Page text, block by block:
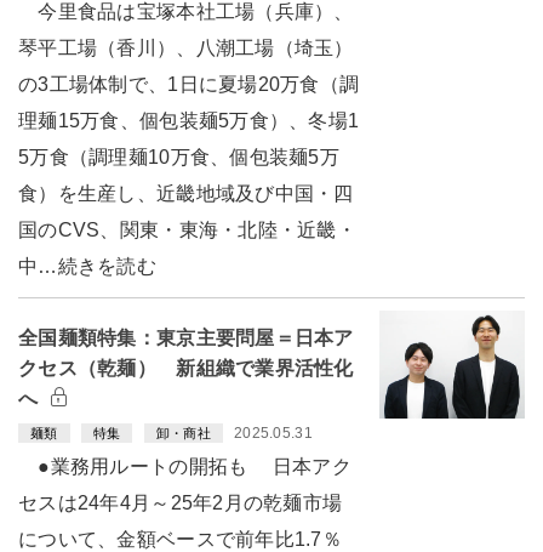
今里食品は宝塚本社工場（兵庫）、
琴平工場（香川）、八潮工場（埼玉）
の3工場体制で、1日に夏場20万食（調
理麺15万食、個包装麺5万食）、冬場1
5万食（調理麺10万食、個包装麺5万
食）を生産し、近畿地域及び中国・四
国のCVS、関東・東海・北陸・近畿・
中…続きを読む
全国麺類特集：東京主要問屋＝日本ア
クセス（乾麺） 新組織で業界活性化
へ
麺類 特集 卸・商社 2025.05.31
●業務用ルートの開拓も 日本アク
セスは24年4月～25年2月の乾麺市場
について、金額ベースで前年比1.7％